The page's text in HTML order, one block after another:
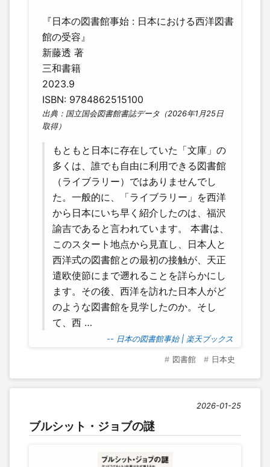
『日本の図書館事始 : 日本における西洋図書
館の受容』
新藤透 著
三和書籍
2023.9
ISBN: 9784862515100
出典：国立国会図書館書誌データ（2026年1月25日
取得）
もともと日本に存在していた「文庫」の
多くは、誰でも自由に利用できる図書館
（ライブラリー）ではありませんでし
た。一般的に、「ライブラリー」を西洋
から日本にいち早く紹介したのは、福沢
諭吉であると言われています。 本書は、
このスタート地点から見直し、日本人と
西洋式の図書館との最初の接触が、天正
遣欧使節にまで遡れることを詳らかにし
ます。その後、西洋を訪れた日本人がど
のような図書館を見学したのか。そし
て、西 …
-- 日本の図書館事始 | 楽天ブックス
図書館 日本史
2026-01-25
ブルシット・ジョブの謎